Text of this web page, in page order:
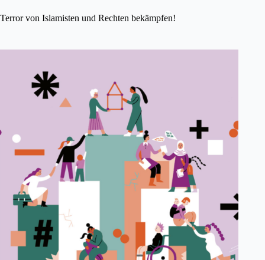
Terror von Islamisten und Rechten bekämpfen!